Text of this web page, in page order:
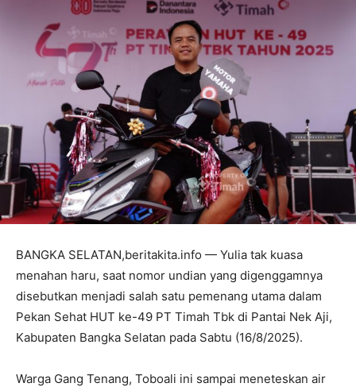
BANGKA SELATAN,beritakita.info — Yulia tak kuasa
menahan haru, saat nomor undian yang digenggamnya
disebutkan menjadi salah satu pemenang utama dalam
Pekan Sehat HUT ke-49 PT Timah Tbk di Pantai Nek Aji,
Kabupaten Bangka Selatan pada Sabtu (16/8/2025).
Warga Gang Tenang, Toboali ini sampai meneteskan air